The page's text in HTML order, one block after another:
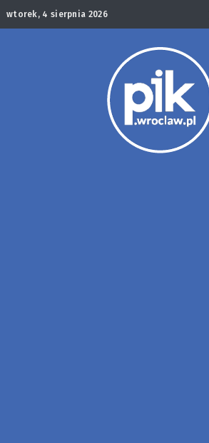
wtorek, 4 sierpnia 2026